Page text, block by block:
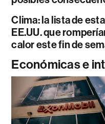
Clima: la lista de
EE.UU. que
calor este fin de
Económicas e